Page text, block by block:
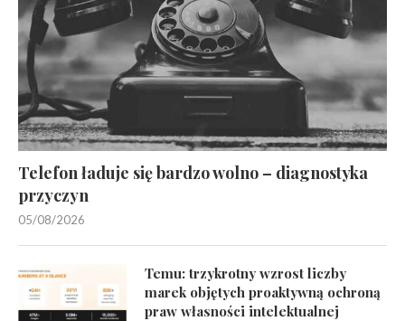
Telefon ładuje się bardzo wolno – diagnostyka
przyczyn
05/08/2026
Temu: trzykrotny wzrost liczby
marek objętych proaktywną ochroną
praw własności intelektualnej